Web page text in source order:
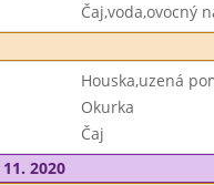
Čaj,voda,ovocný
Houska,uzená
Okurka
Čaj
2020